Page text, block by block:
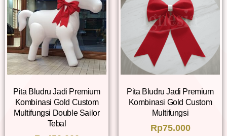
Pita Bludru Jadi Premium
Kombinasi Gold Custom
Multifungsi Double Sailor
Tebal
Pita Bludru Jadi Premium
Kombinasi Gold Custom
Multifungsi
Rp75.000